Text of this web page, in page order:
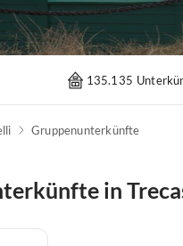
135.135
Gruppenunterkünfte
in